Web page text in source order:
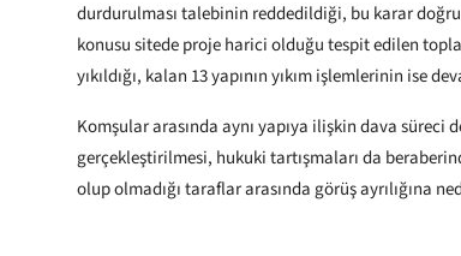
durdurulması talebinin reddedildiği, bu karar
konusu sitede proje harici olduğu tespit edilen
yıkıldığı, kalan 13 yapının yıkım işlemlerinin ise
Komşular arasında aynı yapıya ilişkin dava süreci
gerçekleştirilmesi, hukuki tartışmaları da
olup olmadığı taraflar arasında görüş ayrılığına